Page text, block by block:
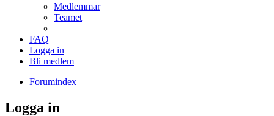
Medlemmar
Teamet
FAQ
Logga in
Bli medlem
Forumindex
Logga in